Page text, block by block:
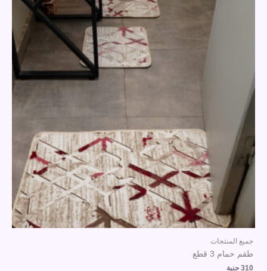
جميع المنتجات
طقم حمام 3 قطع
310 جنية